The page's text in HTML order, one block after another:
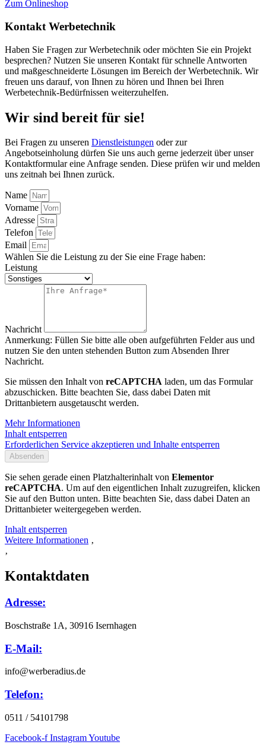
Zum Onlineshop
Kontakt Werbetechnik
Haben Sie Fragen zur Werbetechnik oder möchten Sie ein Projekt
besprechen? Nutzen Sie unseren Kontakt für schnelle Antworten
und maßgeschneiderte Lösungen im Bereich der Werbetechnik. Wir
freuen uns darauf, von Ihnen zu hören und Ihnen bei Ihren
Werbetechnik-Bedürfnissen weiterzuhelfen.
Wir sind bereit für sie!
Bei Fragen zu unseren Dienstleistungen oder zur
Angebotseinholung dürfen Sie uns auch gerne jederzeit über unser
Kontaktformular eine Anfrage senden. Diese prüfen wir und melden
uns zeitnah bei Ihnen zurück.
Name
Vorname
Adresse
Telefon
Email
Wählen Sie die Leistung zu der Sie eine Frage haben:
Leistung
Nachricht
Anmerkung: Füllen Sie bitte alle oben aufgeführten Felder aus und
nutzen Sie den unten stehenden Button zum Absenden Ihrer
Nachricht.
Sie müssen den Inhalt von reCAPTCHA laden, um das Formular
abzuschicken. Bitte beachten Sie, dass dabei Daten mit
Drittanbietern ausgetauscht werden.
Mehr Informationen
Inhalt entsperren
Erforderlichen Service akzeptieren und Inhalte entsperren
Absenden
Sie sehen gerade einen Platzhalterinhalt von Elementor
reCAPTCHA. Um auf den eigentlichen Inhalt zuzugreifen, klicken
Sie auf den Button unten. Bitte beachten Sie, dass dabei Daten an
Drittanbieter weitergegeben werden.
Inhalt entsperren
Weitere Informationen ‚
‚
Kontaktdaten
Adresse:
Boschstraße 1A, 30916 Isernhagen
E-Mail:
info@werberadius.de
Telefon:
0511 / 54101798
Facebook-f InstagramYoutube